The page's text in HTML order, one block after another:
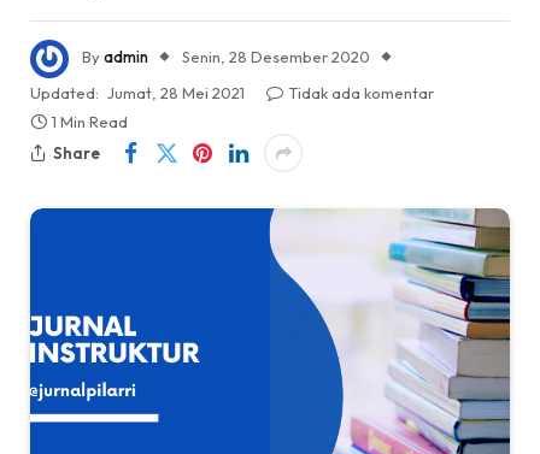
Byadmin
Senin, 28 Desember 2020
Updated: Jumat, 28 Mei 2021
Tidak ada komentar
1 Min Read
Share